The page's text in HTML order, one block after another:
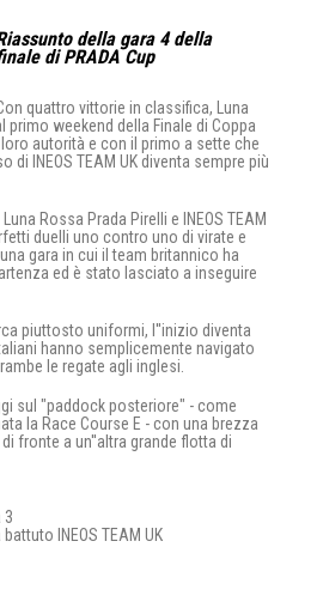
della gara 4 della
di PRADA Cup
quattro vittorie in classifica, Luna
primo weekend della Finale di Coppa
autorità e con il primo a sette che
di INEOS TEAM UK diventa sempre più
Rossa Prada Pirelli e INEOS TEAM
duelli uno contro uno di virate e
gara in cui il team britannico ha
ed è stato lasciato a inseguire
piuttosto uniformi, l''inizio diventa
hanno semplicemente navigato
le regate agli inglesi.
sul "paddock posteriore" - come
la Race Course E - con una brezza
fronte a un''altra grande flotta di
3
INEOS TEAM UK